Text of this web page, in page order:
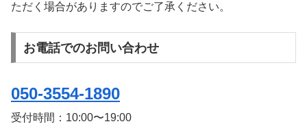
ただく場合がありますのでご了承ください。
お電話でのお問い合わせ
050-3554-1890
受付時間： 10:00〜19:00